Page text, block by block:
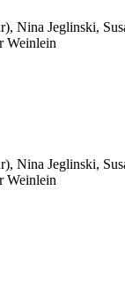
Nina Jeglinski,
Weinlein
Nina Jeglinski,
Weinlein